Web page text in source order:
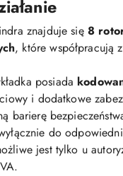
znajduje się 8
, które współpracują
posiada
i dodatkowe
barierę
do
jest tylko u